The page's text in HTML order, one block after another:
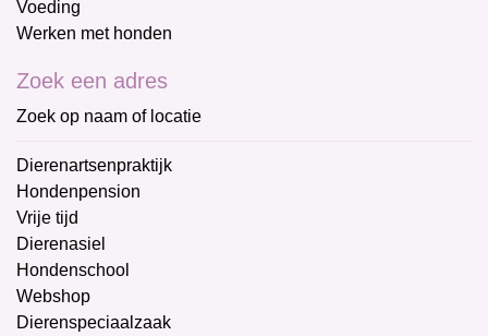
Voeding
Werken met honden
Zoek een adres
Zoek op naam of locatie
Dierenartsenpraktijk
Hondenpension
Vrije tijd
Dierenasiel
Hondenschool
Webshop
Dierenspeciaalzaak